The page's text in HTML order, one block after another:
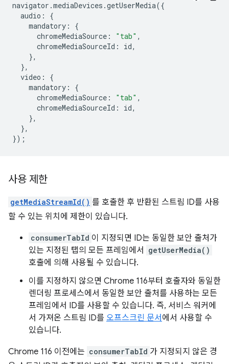
navigator .mediaDevices .getUserMedia({
audio :
{
mandatory :
{
chromeMediaSource : "tab" ,
chromeMediaSourceId : id,
},
},
video :
{
mandatory :
{
chromeMediaSource : "tab" ,
chromeMediaSourceId : id,
},
},
});
사용 제한
getMediaStreamId() 를 호출한 후 반환된 스트림 ID를 사용
할 수 있는 위치에 제한이 있습니다.
consumerTabId 이 지정되면 ID는 동일한 보안 출처가
있는 지정된 탭의 모든 프레임에서
getUserMedia()
호출에 의해 사용될 수 있습니다.
이를 지정하지 않으면 Chrome 116부터 호출자와 동일한
렌더링 프로세스에서 동일한 보안 출처를 사용하는 모든
프레임에서 ID를 사용할 수 있습니다. 즉, 서비스 워커에
서 가져온 스트림 ID를 오프스크린 문서 에서 사용할 수
있습니다.
Chrome 116 이전에는 consumerTabId 가 지정되지 않은 경